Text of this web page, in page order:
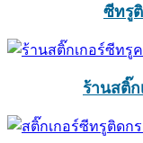
ซีทรู
ร้านสติ๊